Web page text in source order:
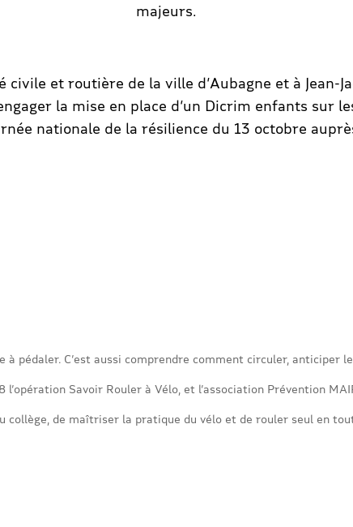
majeurs.
civile et routière de la ville d’Aubagne et à Jean-
la mise en place d’un Dicrim enfants sur
nationale de la résilience du 13 octobre
à pédaler. C’est aussi comprendre comment circuler,
Savoir Rouler à Vélo, et l’association Prévention
de maîtriser la pratique du vélo et de rouler seul en